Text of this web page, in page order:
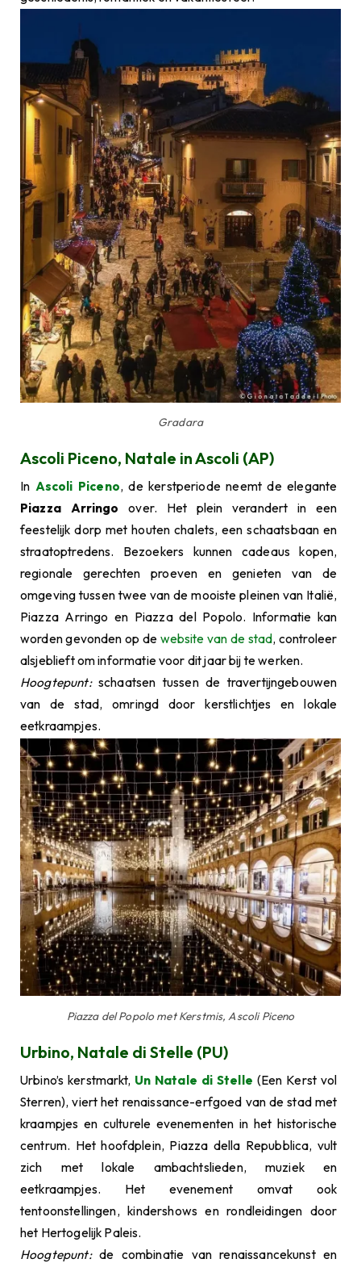
Gradara
Ascoli Piceno, Natale in Ascoli (AP)
In Ascoli Piceno, de kerstperiode neemt de elegante
Piazza Arringo over. Het plein verandert in een
feestelijk dorp met houten chalets, een schaatsbaan en
straatoptredens. Bezoekers kunnen cadeaus kopen,
regionale gerechten proeven en genieten van de
omgeving tussen twee van de mooiste pleinen van Italië,
Piazza Arringo en Piazza del Popolo. Informatie kan
worden gevonden op de website van de stad, controleer
alsjeblieft om informatie voor dit jaar bij te werken.
Hoogtepunt:schaatsen tussen de travertijngebouwen
van de stad, omringd door kerstlichtjes en lokale
eetkraampjes.
Piazza del Popolo met Kerstmis, Ascoli Piceno
Urbino, Natale di Stelle (PU)
Urbino’s kerstmarkt, Un Natale di Stelle (Een Kerst vol
Sterren), viert het renaissance-erfgoed van de stad met
kraampjes en culturele evenementen in het historische
centrum. Het hoofdplein, Piazza della Repubblica, vult
zich met lokale ambachtslieden, muziek en
eetkraampjes. Het evenement omvat ook
tentoonstellingen, kindershows en rondleidingen door
het Hertogelijk Paleis.
Hoogtepunt:de combinatie van renaissancekunst en